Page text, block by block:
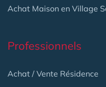
Achat Maison en Village
Professionnels
Achat / Vente Résidence